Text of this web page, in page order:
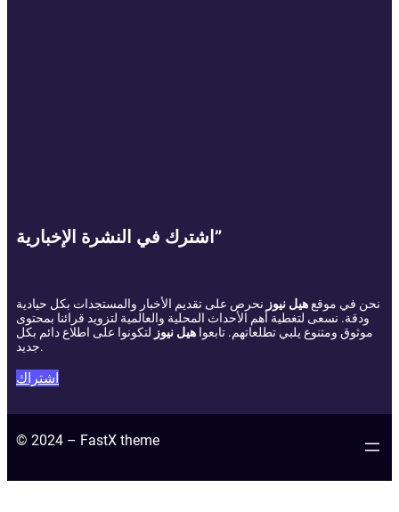
اشترك في النشرة الإخبارية”
نحن في موقع هيل نيوز نحرص على تقديم الأخبار والمستجدات بكل حيادية
ودقة. نسعى لتغطية أهم الأحداث المحلية والعالمية لتزويد قرائنا بمحتوى
موثوق ومتنوع يلبي تطلعاتهم. تابعوا هيل نيوز لتكونوا على اطلاع دائم بكل
جديد.
اشتراك
© 2024 – FastX theme